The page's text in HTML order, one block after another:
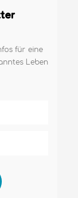
für eine
Leben